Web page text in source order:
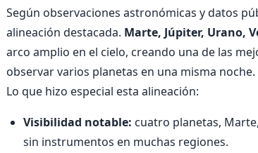
Según observaciones astronómicas y datos
alineación destacada. Marte, Júpiter, Urano,
arco amplio en el cielo, creando una de las
observar varios planetas en una misma noche.
Lo que hizo especial esta alineación:
Visibilidad notable: cuatro planetas,
sin instrumentos en muchas regiones.